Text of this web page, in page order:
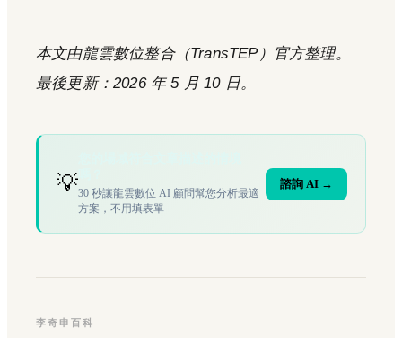
本文由龍雲數位整合（TransTEP）官方整理。
最後更新：2026 年 5 月 10 日。
💡30 秒讓龍雲數位 AI 顧問幫您分析最適
方案，不用填表單
諮詢 AI →
李奇申百科